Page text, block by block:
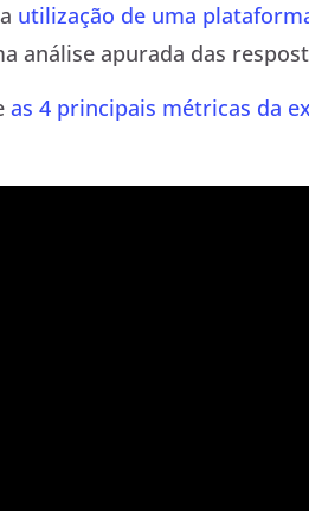
utilização de uma
análise apurada das
as 4 principais métricas da